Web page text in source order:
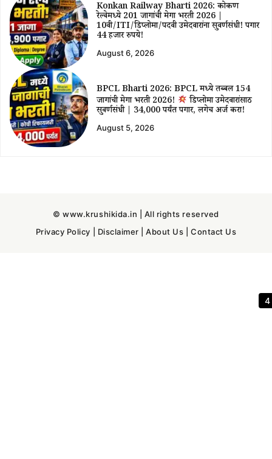
Konkan Railway Bharti 2026: कोकण
रेल्वेमध्ये 201 जागांची मेगा भरती 2026 |
10वी/ITI/डिप्लोमा/पदवी उमेदवारांना सुवर्णसंधी! पगार
44 हजार रुपये!
August 6, 2026
BPCL Bharti 2026: BPCL मध्ये तब्बल 154
जागांची मेगा भरती 2026!
डिप्लोमा उमेदवारांसाठी
सुवर्णसंधी | ₹34,000 पर्यंत पगार, लगेच अर्ज करा!
August 5, 2026
© www.krushikida.in | All rights reserved
Privacy Policy
Disclaimer |About Us |Contact Us
3